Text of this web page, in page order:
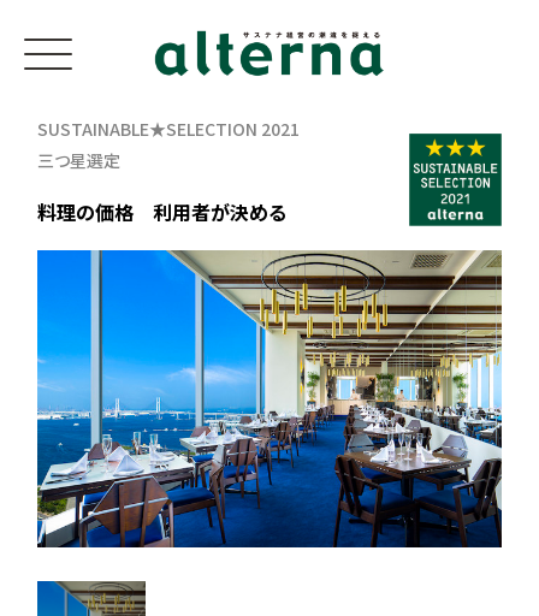
SUSTAINABLE★SELECTION 2021
三つ星選定
料理の価格 利用者が決める